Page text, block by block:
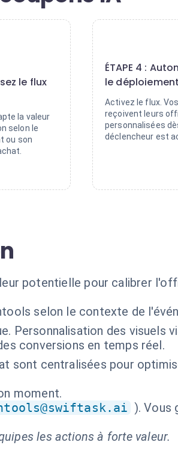
le flux
la valeur
selon le
ou son
ÉTAPE 4 :
le déploiement
Activez le flux.
reçoivent leurs
personnalisées
déclencheur est
potentielle pour calibrer
selon le contexte de
Personnalisation des visuels
conversions en temps réel.
sont centralisées pour
moment.
). Vous
les actions à forte valeur.